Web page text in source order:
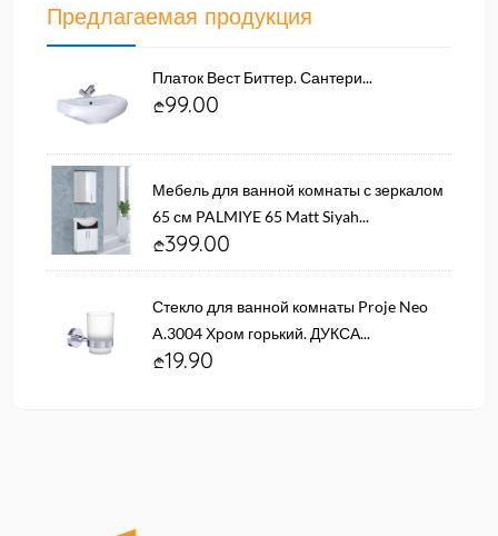
Предлагаемая продукция
Платок Вест Биттер. Сантери...
99.00
Мебель для ванной комнаты с зеркалом
65 см PALMIYE 65 Matt Siyah...
399.00
Стекло для ванной комнаты Proje Neo
A.3004 Хром горький. ДУКСА...
19.90